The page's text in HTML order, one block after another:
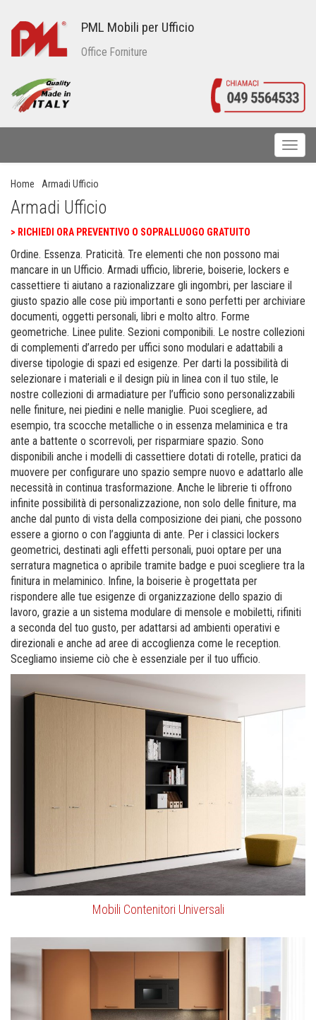
PML Mobili per Ufficio
Office Forniture
Home Armadi Ufficio
Armadi Ufficio
> RICHIEDI ORA PREVENTIVO O SOPRALLUOGO GRATUITO
Ordine. Essenza. Praticità. Tre elementi che non possono mai
mancare in un Ufficio. Armadi ufficio, librerie, boiserie, lockers e
cassettiere ti aiutano a razionalizzare gli ingombri, per lasciare il
giusto spazio alle cose più importanti e sono perfetti per archiviare
documenti, oggetti personali, libri e molto altro. Forme
geometriche. Linee pulite. Sezioni componibili. Le nostre collezioni
di complementi d’arredo per uffici sono modulari e adattabili a
diverse tipologie di spazi ed esigenze. Per darti la possibilità di
selezionare i materiali e il design più in linea con il tuo stile, le
nostre collezioni di armadiature per l’ufficio sono personalizzabili
nelle finiture, nei piedini e nelle maniglie. Puoi scegliere, ad
esempio, tra scocche metalliche o in essenza melaminica e tra
ante a battente o scorrevoli, per risparmiare spazio. Sono
disponibili anche i modelli di cassettiere dotati di rotelle, pratici da
muovere per configurare uno spazio sempre nuovo e adattarlo alle
necessità in continua trasformazione. Anche le librerie ti offrono
infinite possibilità di personalizzazione, non solo delle finiture, ma
anche dal punto di vista della composizione dei piani, che possono
essere a giorno o con l’aggiunta di ante. Per i classici lockers
geometrici, destinati agli effetti personali, puoi optare per una
serratura magnetica o apribile tramite badge e puoi scegliere tra la
finitura in melaminico. Infine, la boiserie è progettata per
rispondere alle tue esigenze di organizzazione dello spazio di
lavoro, grazie a un sistema modulare di mensole e mobiletti, rifiniti
a seconda del tuo gusto, per adattarsi ad ambienti operativi e
direzionali e anche ad aree di accoglienza come le reception.
Scegliamo insieme ciò che è essenziale per il tuo ufficio.
Mobili Contenitori Universali